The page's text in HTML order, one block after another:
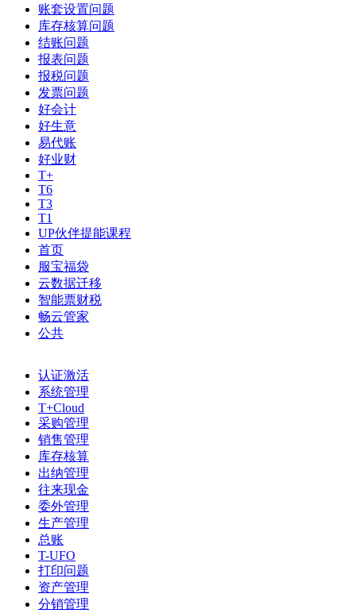
账套设置问题
库存核算问题
结账问题
报表问题
报税问题
发票问题
好会计
好生意
易代账
好业财
T+
T6
T3
T1
UP伙伴提能课程
首页
服宝福袋
云数据迁移
智能票财税
畅云管家
公共
认证激活
系统管理
T+Cloud
采购管理
销售管理
库存核算
出纳管理
往来现金
委外管理
生产管理
总账
T-UFO
打印问题
资产管理
分销管理